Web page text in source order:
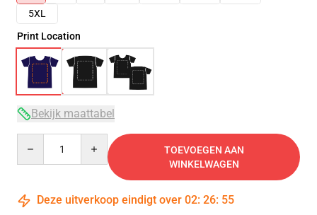
5XL
Print Location
Bekijk maattabel
TOEVOEGEN AAN
WINKELWAGEN
Deze uitverkoop eindigt over 02: 26: 54